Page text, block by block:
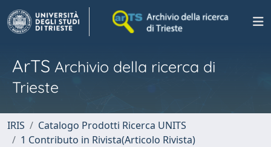
ArTS Archivio della ricerca di
Trieste
IRIS
Catalogo Prodotti Ricerca UNITS
1 Contributo in Rivista(Articolo Rivista)